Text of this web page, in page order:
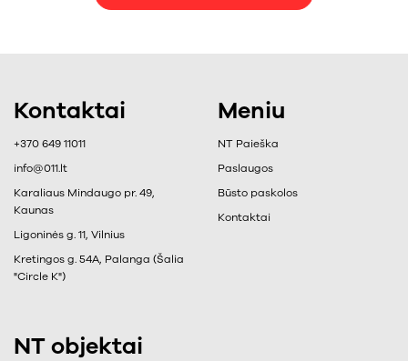
Kontaktai
+370 649 11011
info@011.lt
Karaliaus Mindaugo pr. 49,
Kaunas
Ligoninės g. 11, Vilnius
Kretingos g. 54A, Palanga (Šalia
"Circle K")
Meniu
NT Paieška
Paslaugos
Būsto paskolos
Kontaktai
NT objektai